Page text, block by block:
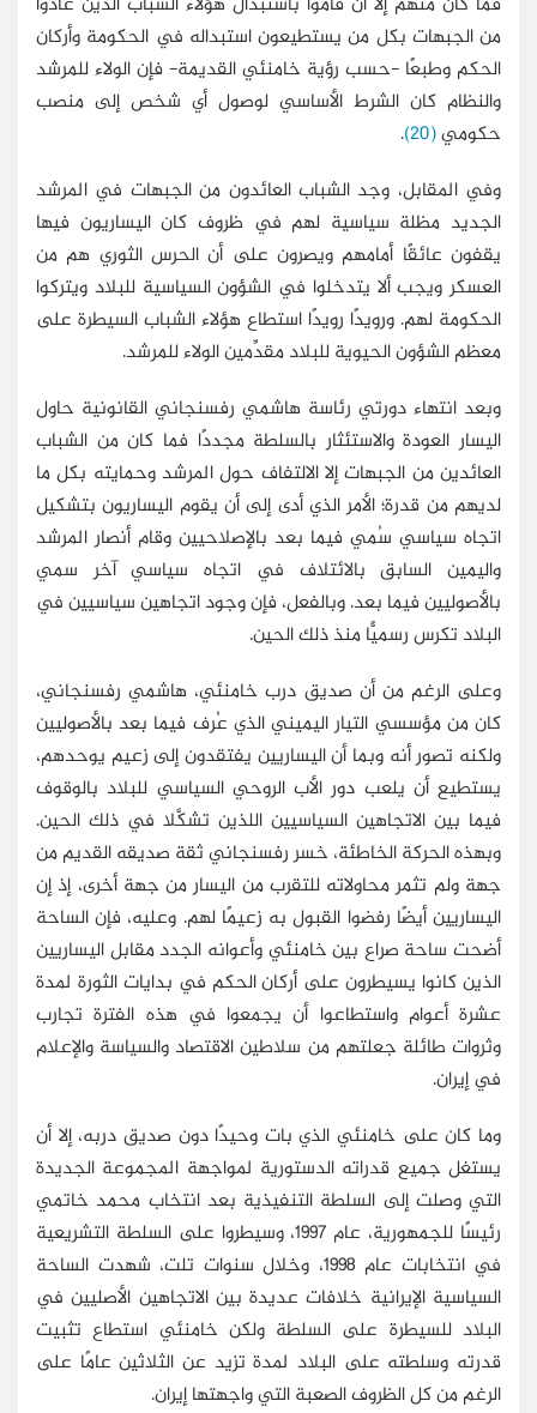
من الجبهات بكل من يستطيعون استبداله في الحكومة وأركان
الحكم وطبعًا -حسب رؤية خامنئي القديمة- فإن الولاء للمرشد
والنظام كان الشرط الأساسي لوصول أي شخص إلى منصب
حكومي(20)
.
وفي المقابل، وجد الشباب العائدون من الجبهات في المرشد
الجديد مظلة سياسية لهم في ظروف كان اليساريون فيها
يقفون عائقًا أمامهم ويصرون على أن الحرس الثوري هم من
العسكر ويجب ألا يتدخلوا في الشؤون السياسية للبلاد ويتركوا
الحكومة لهم. ورويدًا رويدًا استطاع هؤلاء الشباب السيطرة على
معظم الشؤون الحيوية للبلاد مقدِّمين الولاء للمرشد.
وبعد انتهاء دورتي رئاسة هاشمي رفسنجاني القانونية حاول
اليسار العودة والاستئثار بالسلطة مجددًا فما كان من الشباب
العائدين من الجبهات إلا الالتفاف حول المرشد وحمايته بكل ما
لديهم من قدرة؛ الأمر الذي أدى إلى أن يقوم اليساريون بتشكيل
اتجاه سياسي سُمي فيما بعد بالإصلاحيين وقام أنصار المرشد
واليمين السابق بالائتلاف في اتجاه سياسي آخر سمي
بالأصوليين فيما بعد. وبالفعل، فإن وجود اتجاهين سياسيين في
البلاد تكرس رسميًّا منذ ذلك الحين.
وعلى الرغم من أن صديق درب خامنئي، هاشمي رفسنجاني،
كان من مؤسسي التيار اليميني الذي عُرف فيما بعد بالأصوليين
ولكنه تصور أنه وبما أن اليساريين يفتقدون إلى زعيم يوحدهم،
يستطيع أن يلعب دور الأب الروحي السياسي للبلاد بالوقوف
فيما بين الاتجاهين السياسيين اللذين تشكَّلا في ذلك الحين.
وبهذه الحركة الخاطئة، خسر رفسنجاني ثقة صديقه القديم من
جهة ولم تثمر محاولاته للتقرب من اليسار من جهة أخرى، إذ إن
اليساريين أيضًا رفضوا القبول به زعيمًا لهم. وعليه، فإن الساحة
أضحت ساحة صراع بين خامنئي وأعوانه الجدد مقابل اليساريين
الذين كانوا يسيطرون على أركان الحكم في بدايات الثورة لمدة
عشرة أعوام واستطاعوا أن يجمعوا في هذه الفترة تجارب
وثروات طائلة جعلتهم من سلاطين الاقتصاد والسياسة والإعلام
في إيران.
وما كان على خامنئي الذي بات وحيدًا دون صديق دربه، إلا أن
يستغل جميع قدراته الدستورية لمواجهة المجموعة الجديدة
التي وصلت إلى السلطة التنفيذية بعد انتخاب محمد خاتمي
رئيسًا للجمهورية، عام 1997، وسيطروا على السلطة التشريعية
في انتخابات عام 1998، وخلال سنوات تلت، شهدت الساحة
السياسية الإيرانية خلافات عديدة بين الاتجاهين الأصليين في
البلاد للسيطرة على السلطة ولكن خامنئي استطاع تثبيت
قدرته وسلطته على البلاد لمدة تزيد عن الثلاثين عامًا على
الرغم من كل الظروف الصعبة التي واجهتها إيران.